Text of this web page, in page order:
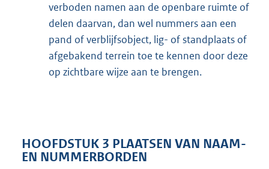
verboden namen aan de openbare ruimte of
delen daarvan, dan wel nummers aan een
pand of verblijfsobject, lig- of standplaats of
afgebakend terrein toe te kennen door deze
op zichtbare wijze aan te brengen.
HOOFDSTUK 3 PLAATSEN VAN NAAM-
EN NUMMERBORDEN